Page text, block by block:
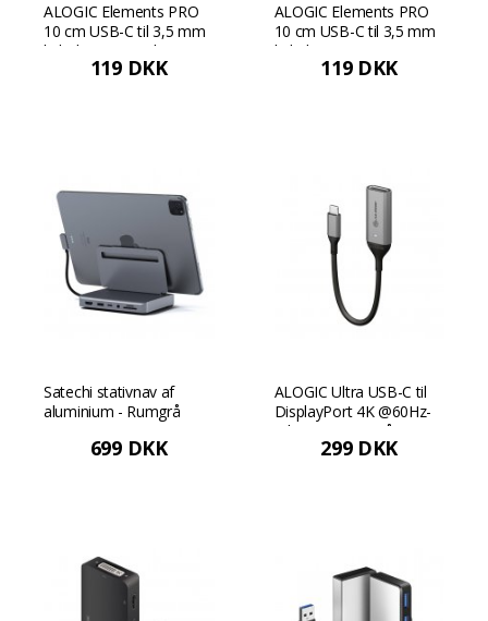
ALOGIC Elements PRO
10 cm USB-C til 3,5 mm
lydadapter - Hvid
119 DKK
ALOGIC Elements PRO
10 cm USB-C til 3,5 mm
lydadapter - Sort
119 DKK
Satechi stativnav af
aluminium - Rumgrå
699 DKK
ALOGIC Ultra USB-C til
DisplayPort 4K @60Hz-
adapter - Rumgrå
299 DKK